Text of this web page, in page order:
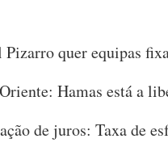
quer equipas
Hamas está a
de juros: Taxa de